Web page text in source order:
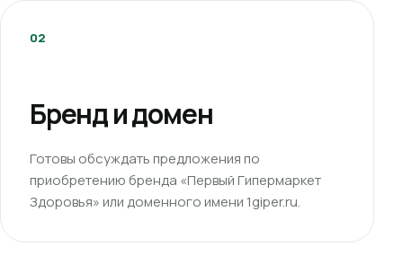
02
Бренд и домен
Готовы обсуждать предложения по
приобретению бренда «Первый Гипермаркет
Здоровья» или доменного имени 1giper.ru.